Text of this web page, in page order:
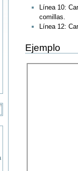
Línea 10:
comillas.
Línea 12:
Ejemplo